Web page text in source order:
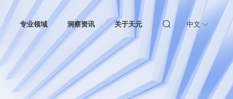
专业领域 洞察资讯 关于天元 中文